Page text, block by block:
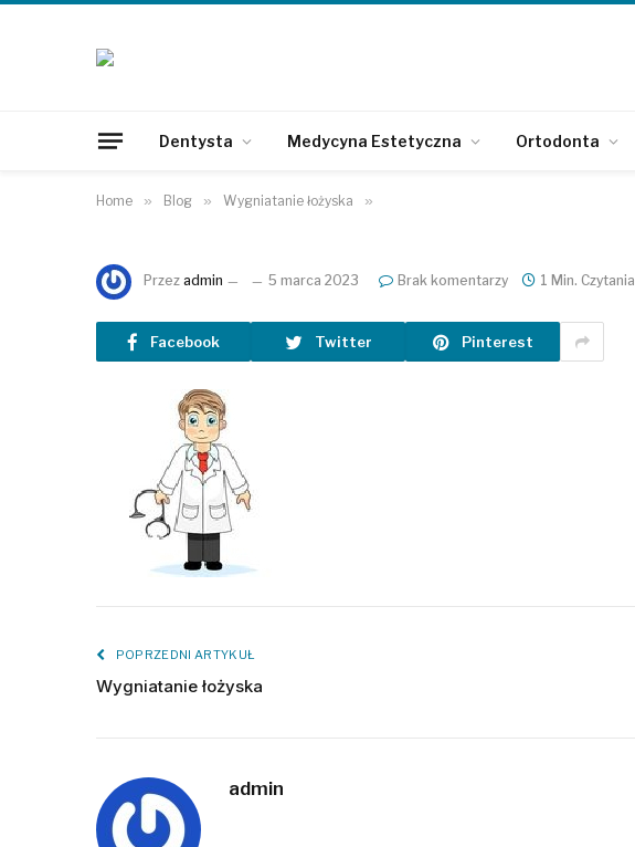
Dentysta Medycyna Estetyczna Ortodonta
Home » Blog » Wygniatanie łożyska »
Przez admin 5 marca 2023 Brak komentarzy 1 Min. Czytania
Facebook Twitter Pinterest
POPRZEDNI ARTYKUŁ
Wygniatanie łożyska
admin